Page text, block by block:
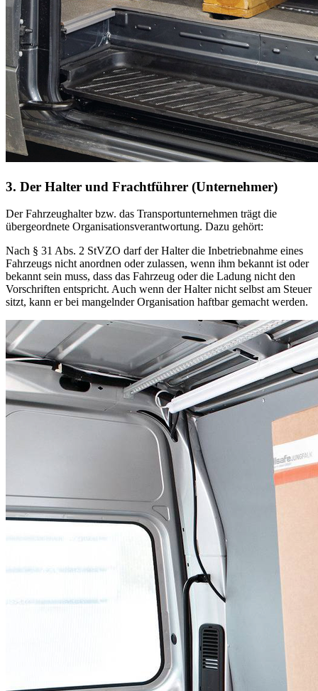
3. Der Halter und Frachtführer (Unternehmer)
Der Fahrzeughalter bzw. das Transportunternehmen trägt die
übergeordnete Organisationsverantwortung. Dazu gehört:
Nach § 31 Abs. 2 StVZO darf der Halter die Inbetriebnahme eines
Fahrzeugs nicht anordnen oder zulassen, wenn ihm bekannt ist oder
bekannt sein muss, dass das Fahrzeug oder die Ladung nicht den
Vorschriften entspricht. Auch wenn der Halter nicht selbst am Steuer
sitzt, kann er bei mangelnder Organisation haftbar gemacht werden.